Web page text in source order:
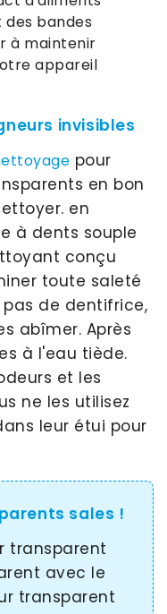
bandes
à maintenir
appareil
invisibles
pour
en bon
en
à dents souple
conçu
toute saleté
de dentifrice,
abîmer. Après
à l'eau tiède.
et les
ne les utilisez
leur étui pour
sales !
transparent
avec le
transparent